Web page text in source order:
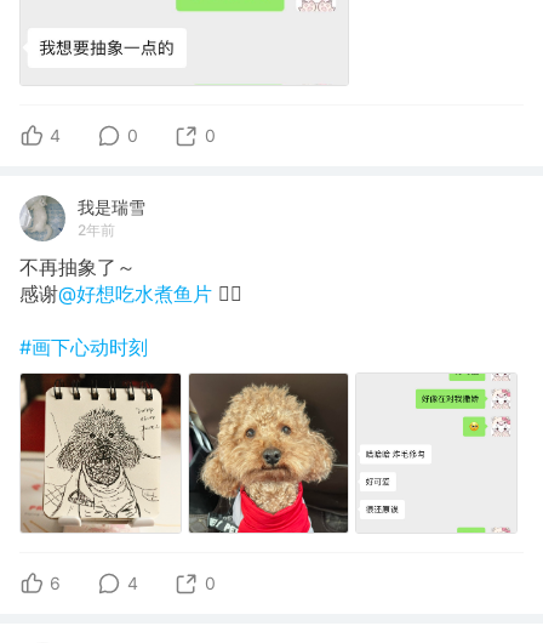
4 0 0
我是瑞雪
2年前
不再抽象了～
感谢@好想吃水煮鱼片 ❤️‍🔥
#画下心动时刻
6 4 0